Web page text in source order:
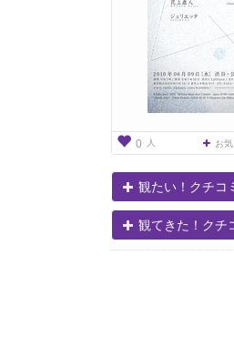
0 人 お
観たい！クチコ
観てきた！クチ